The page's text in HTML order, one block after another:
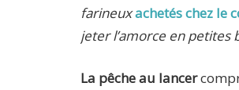
farineuxachetés chez le
jeter l’amorce en petites
La pêche au lancer